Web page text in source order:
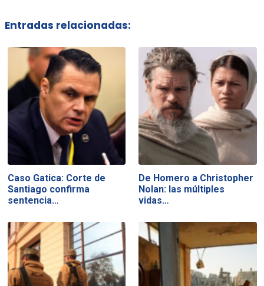
Entradas relacionadas:
Caso Gatica: Corte de
Santiago confirma
sentencia…
De Homero a Christopher
Nolan: las múltiples
vidas…